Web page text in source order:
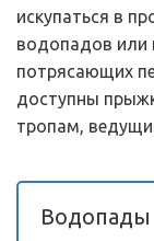
искупаться в
водопадов или
потрясающих
доступны
тропам,
Водопады